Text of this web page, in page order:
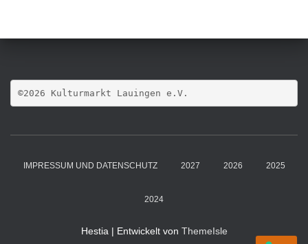
©2026 Kulturmarkt Lauingen e.V.
IMPRESSUM UND DATENSCHUTZ 2027 2026 2025
2024
Hestia | Entwickelt von ThemeIsle